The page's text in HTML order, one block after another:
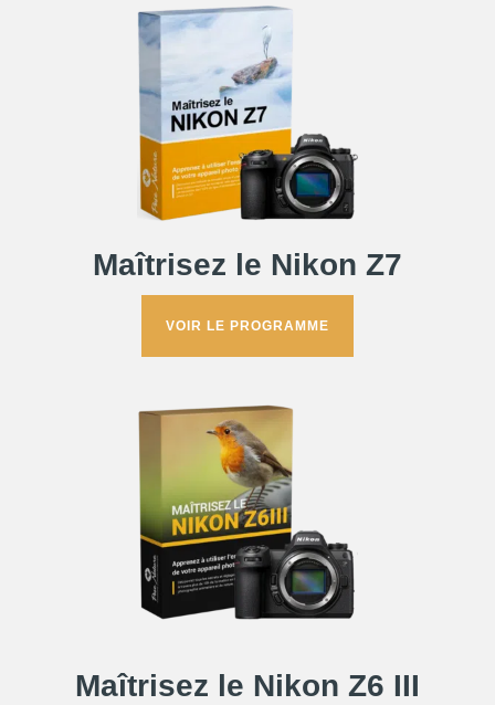
Maîtrisez le Nikon Z7
VOIR LE PROGRAMME
Maîtrisez le Nikon Z6 III